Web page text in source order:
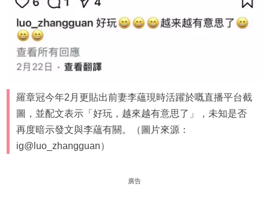
羅章冠今年2月更貼出前妻李蘊現時活躍於嘅直播平台截
圖，並配文表示「好玩，越來越有意思了」，未知是否
再度暗示發文與李蘊有關。（圖片來源：
ig@luo_zhangguan）
廣告